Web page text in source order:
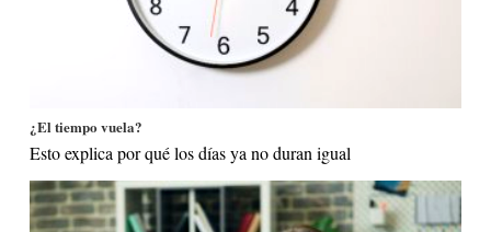
¿El tiempo vuela?
Esto explica por qué los días ya no duran igual